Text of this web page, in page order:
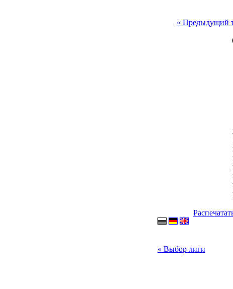
« Предыдущий
« Выбор лиги